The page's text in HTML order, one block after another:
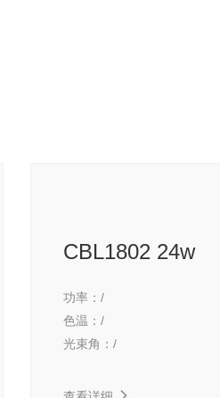
CBL1802 24w
功率： /
色温： /
光束角： /